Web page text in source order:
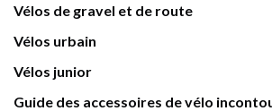
Vélos de gravel et de route
Vélos urbain
Vélos junior
Guide des accessoires de vélo